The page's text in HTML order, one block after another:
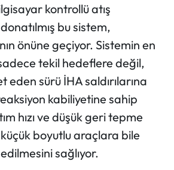
kontrollü atış
bu sistem,
önüne geçiyor. Sistemin en
tekil hedeflere değil,
eden sürü İHA saldırılarına
kabiliyetine sahip
hızı ve düşük geri tepme
boyutlu araçlara bile
sağlıyor.